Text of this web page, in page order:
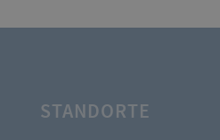
STANDORTE